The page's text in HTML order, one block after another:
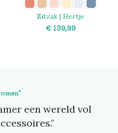
Zitzak | Hertje
€
een wereld vol